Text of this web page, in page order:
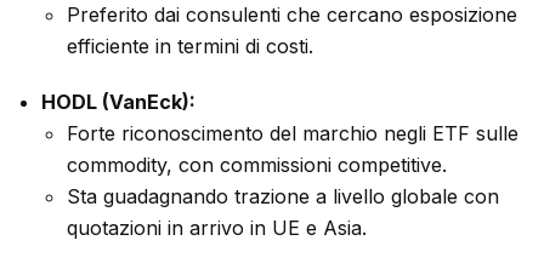
Preferito dai consulenti che cercano esposizione
efficiente in termini di costi.
HODL (VanEck):
Forte riconoscimento del marchio negli ETF sulle
commodity, con commissioni competitive.
Sta guadagnando trazione a livello globale con
quotazioni in arrivo in UE e Asia.